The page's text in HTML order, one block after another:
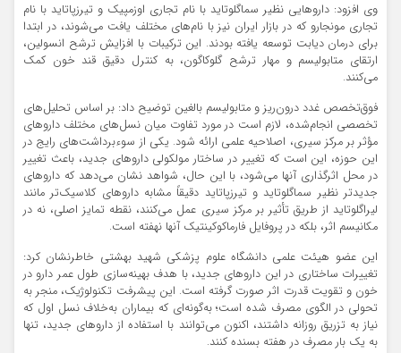
وی افزود: دارو‌هایی نظیر سماگلوتاید با نام تجاری اوزمپیک و تیرزپاتاید با نام
تجاری مونجارو که در بازار ایران نیز با نام‌های مختلف یافت می‌شوند، در ابتدا
برای درمان دیابت توسعه یافته بودند. این ترکیبات با افزایش ترشح انسولین،
ارتقای متابولیسم و مهار ترشح گلوکاگون، به کنترل دقیق قند خون کمک
می‌کنند.
فوق‌تخصص غدد درون‌ریز و متابولیسم بالغین توضیح داد: بر اساس تحلیل‌های
تخصصی انجام‌شده، لازم است در مورد تفاوت میان نسل‌های مختلف دارو‌های
مؤثر بر مرکز سیری، اصلاحیه علمی ارائه شود. یکی از سوءبرداشت‌های رایج در
این حوزه، این است که تغییر در ساختار مولکولی دارو‌های جدید، باعث تغییر
در محل اثرگذاری آنها می‌شود، با این حال، شواهد نشان می‌دهد که دارو‌های
جدیدتر نظیر سماگلوتاید و تیرزپاتاید دقیقاً مشابه دارو‌های کلاسیک‌تر مانند
لیراگلوتاید از طریق تأثیر بر مرکز سیری عمل می‌کنند، نقطه تمایز اصلی، نه در
مکانیسم اثر، بلکه در پروفایل فارماکوکینتیک آنها نهفته است.
این عضو هیئت علمی دانشگاه علوم پزشکی شهید بهشتی خاطرنشان کرد:
تغییرات ساختاری در این دارو‌های جدید، با هدف بهینه‌سازی طول عمر دارو در
خون و تقویت قدرت اثر صورت گرفته است. این پیشرفت تکنولوژیک، منجر به
تحولی در الگوی مصرف شده است؛ به‌گونه‌ای که بیماران به‌خلاف نسل اول که
نیاز به تزریق روزانه داشتند، اکنون می‌توانند با استفاده از دارو‌های جدید، تنها
به یک بار مصرف در هفته بسنده کنند.